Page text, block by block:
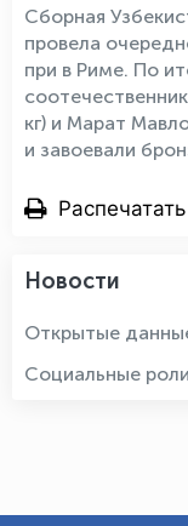
Сборная
провела
при в Риме. По
кг) и Марат
и завоевали
Распечатать
Новости
Открытые
Социальные